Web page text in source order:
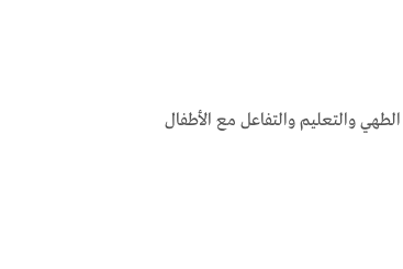
والتعليم والتفاعل مع الأطفال